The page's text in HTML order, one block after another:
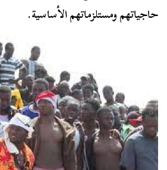
حاجياتهم ومستلزماتهم الأساسية.